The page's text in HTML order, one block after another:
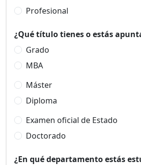
Profesional
¿Qué título tienes o estás
Grado
MBA
Máster
Diploma
Examen oficial de Estado
Doctorado
¿En qué departamento estás